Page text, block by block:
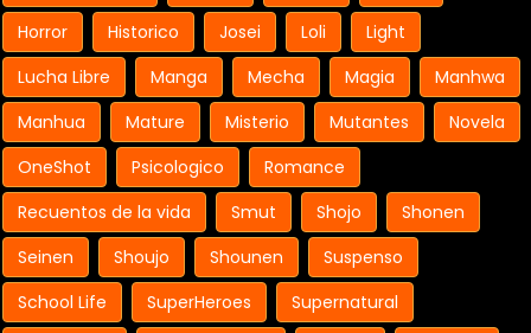
Horror
Historico Josei Loli
Light
Lucha Libre
Manga Mecha Magia
Manhwa
Manhua
Mature Misterio Mutantes
Novela
OneShot
Psicologico
Romance
Recuentos de la vida
Smut Shojo
Shonen
Seinen
Shoujo Shounen
Suspenso
School Life
SuperHeroes
Supernatural